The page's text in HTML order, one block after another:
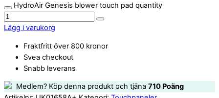
HydroAir Genesis blower touch pad quantity
Lägg i varukorg
Fraktfritt över 800 kronor
Svea checkout
Snabb leverans
Medlem? Köp denna produkt och tjäna 710 Poäng